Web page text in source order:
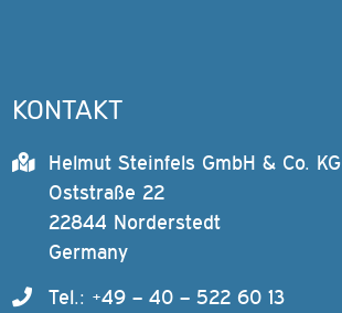
KONTAKT
Helmut Steinfels GmbH & Co. KG
Oststraße 22
22844 Norderstedt
Germany
Tel.: +49 – 40 – 522 60 13